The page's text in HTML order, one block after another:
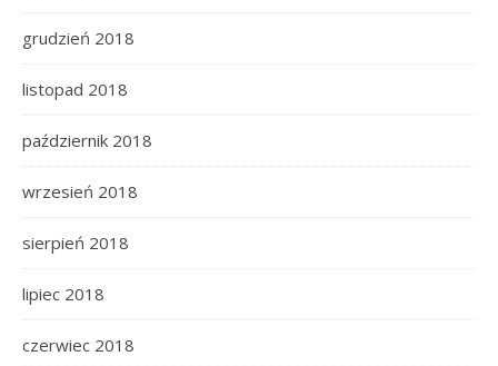
grudzień 2018
listopad 2018
październik 2018
wrzesień 2018
sierpień 2018
lipiec 2018
czerwiec 2018